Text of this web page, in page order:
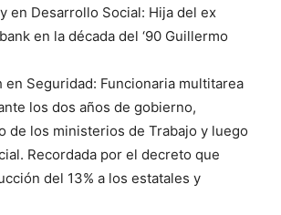
en Desarrollo Social: Hija del ex
en la década del ‘90 Guillermo
en Seguridad: Funcionaria multitarea
los dos años de gobierno,
de los ministerios de Trabajo y luego
Recordada por el decreto que
del 13% a los estatales y